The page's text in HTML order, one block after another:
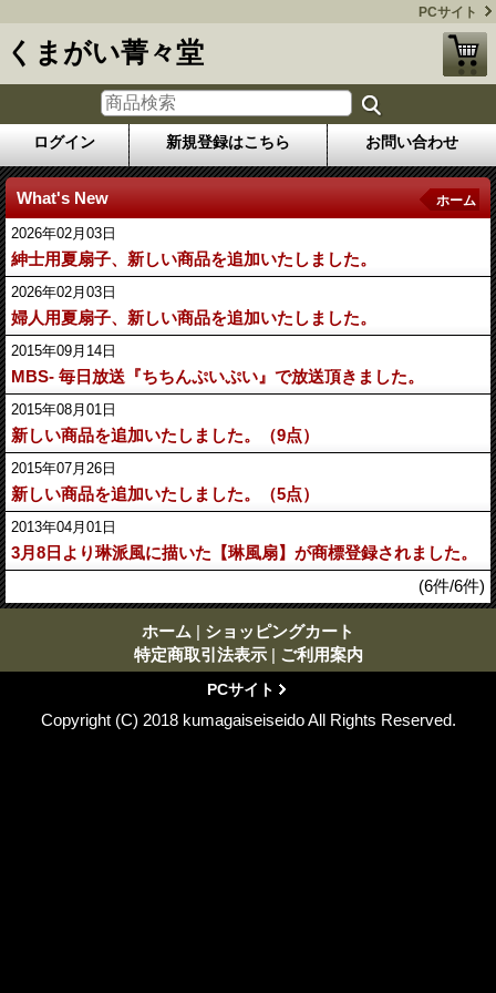
PCサイト
くまがい菁々堂
ログイン 新規登録はこちら お問い合わせ
What's New ホーム
2026年02月03日
紳士用夏扇子、新しい商品を追加いたしました。
2026年02月03日
婦人用夏扇子、新しい商品を追加いたしました。
2015年09月14日
MBS- 毎日放送『ちちんぷいぷい』で放送頂きました。
2015年08月01日
新しい商品を追加いたしました。（9点）
2015年07月26日
新しい商品を追加いたしました。（5点）
2013年04月01日
3月8日より琳派風に描いた【琳風扇】が商標登録されました。
(6件/6件)
ホーム | ショッピングカート
特定商取引法表示 | ご利用案内
PCサイト
Copyright (C) 2018 kumagaiseiseido All Rights Reserved.